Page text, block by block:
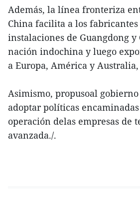
Además, la línea fronteriza
China facilita a los
instalaciones de Guangdong y
nación indochina y luego
a Europa, América y
Asimismo, propusoal
adoptar políticas
operación delas empresas de
avanzada./.